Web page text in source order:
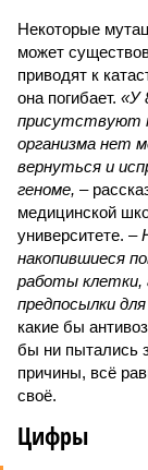
Некоторые
может
приводят к
она погибает. «У
присутствуют
организма нет
вернуться и
геноме, –
медицинской
университете. –
накопившиеся
работы клетки,
предпосылки
какие бы
бы ни пытались
причины, всё
своё.
Цифры